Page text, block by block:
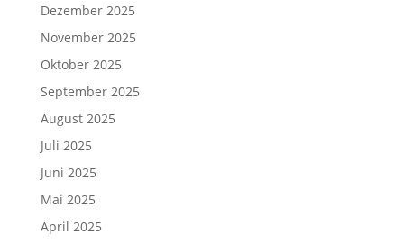
Dezember 2025
November 2025
Oktober 2025
September 2025
August 2025
Juli 2025
Juni 2025
Mai 2025
April 2025